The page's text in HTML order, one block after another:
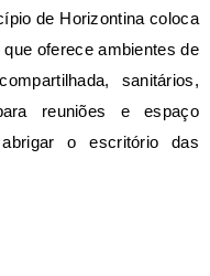
de Horizontina coloca
oferece ambientes de
sanitários,
reuniões e espaço
o escritório das